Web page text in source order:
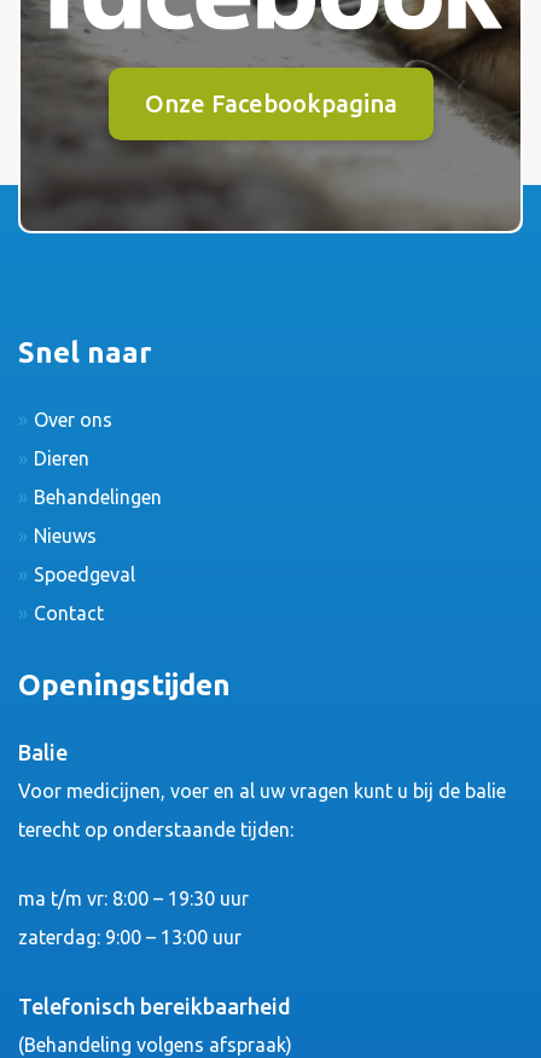
Onze Facebookpagina
Snel naar
Over ons
Dieren
Behandelingen
Nieuws
Spoedgeval
Contact
Openingstijden
Balie
Voor medicijnen, voer en al uw vragen kunt u bij de balie
terecht op onderstaande tijden:
ma t/m vr: 8:00 – 19:30 uur
zaterdag: 9:00 – 13:00 uur
Telefonisch bereikbaarheid
(Behandeling volgens afspraak)